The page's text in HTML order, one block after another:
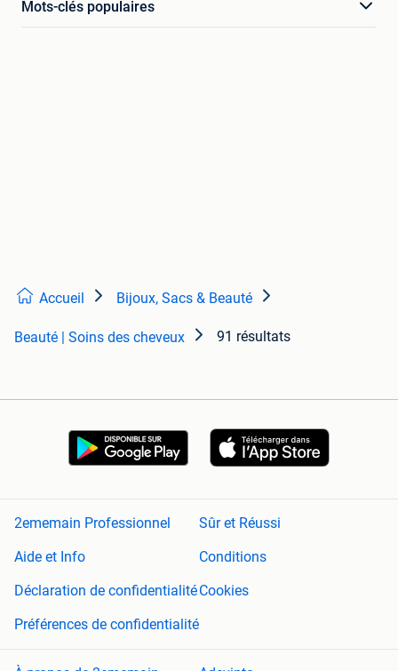
Mots-clés populaires
Accueil Bijoux, Sacs & Beauté
Beauté | Soins des cheveux 91 résultats
2ememain Professionnel
Sûr et Réussi
Aide et Info
Conditions
Déclaration de confidentialitéCookies
Préférences de confidentialité